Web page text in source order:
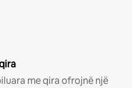
me qira ofrojnë një